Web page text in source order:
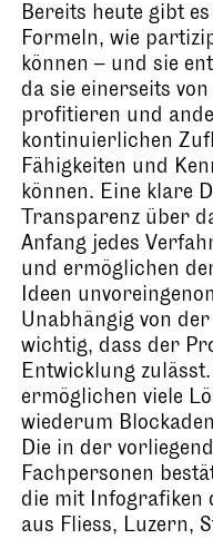
Bereits heute gibt
Formeln, wie
können – und sie
da sie einerseits
profitieren und
kontinuierlichen
Fähigkeiten und
können. Eine klare
Transparenz über
Anfang jedes
und ermöglichen
Ideen
Unabhängig von
wichtig, dass der
Entwicklung
ermöglichen viele
wiederum
Die in der
Fachpersonen
die mit Infografiken
aus Fliess, Luzern,